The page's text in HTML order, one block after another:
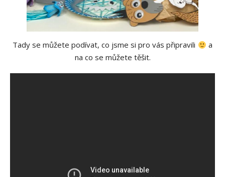
Tady se můžete podívat, co jsme si pro vás připravili
a
na co se můžete těšit.